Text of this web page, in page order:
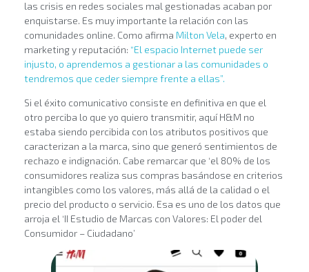
las crisis en redes sociales mal gestionadas acaban por
enquistarse. Es muy importante la relación con las
comunidades online. Como afirma Milton Vela, experto en
marketing y reputación: “El espacio Internet puede ser
injusto, o aprendemos a gestionar a las comunidades o
tendremos que ceder siempre frente a ellas”.
Si el éxito comunicativo consiste en definitiva en que el
otro perciba lo que yo quiero transmitir, aquí H&M no
estaba siendo percibida con los atributos positivos que
caracterizan a la marca, sino que generó sentimientos de
rechazo e indignación. Cabe remarcar que ‘el 80% de los
consumidores realiza sus compras basándose en criterios
intangibles como los valores, más allá de la calidad o el
precio del producto o servicio. Esa es uno de los datos que
arroja el ‘II Estudio de Marcas con Valores: El poder del
Consumidor – Ciudadano’